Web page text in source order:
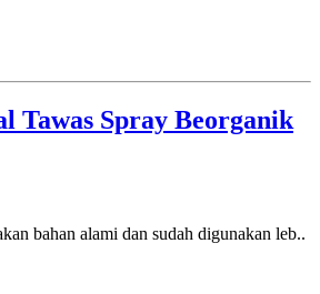
Tawas Spray Beorganik
bahan alami dan sudah digunakan leb..